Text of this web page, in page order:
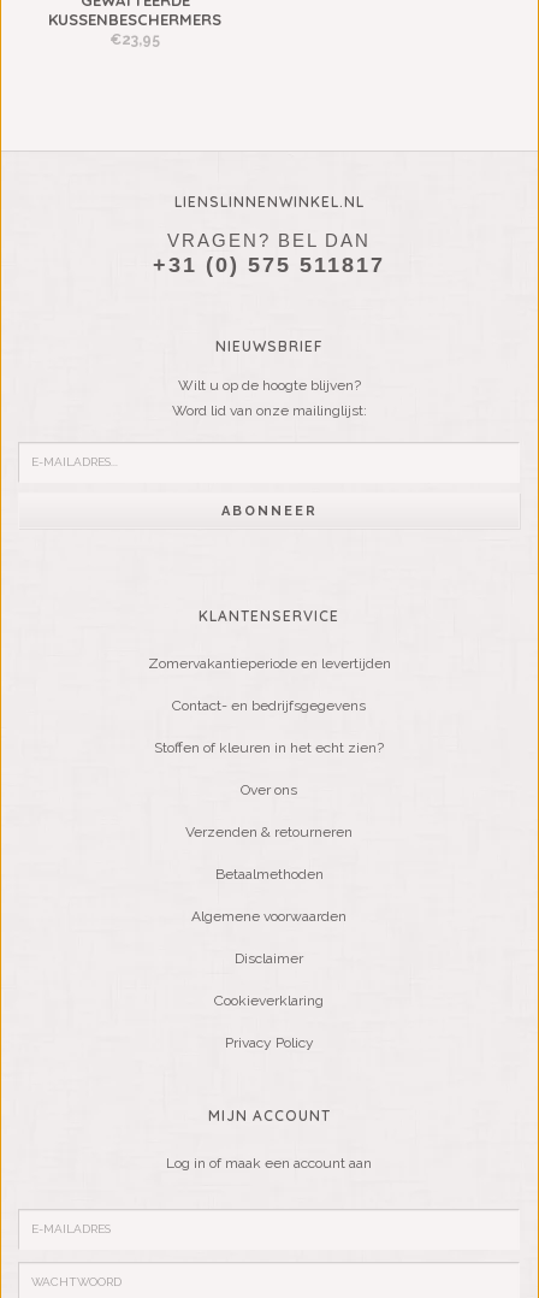
KUSSENBESCHERMERS
€23,95
LIENSLINNENWINKEL.NL
VRAGEN? BEL DAN
+31 (0) 575 511817
NIEUWSBRIEF
Wilt u op de hoogte blijven?
Word lid van onze mailinglijst:
ABONNEER
KLANTENSERVICE
Zomervakantieperiode en levertijden
Contact- en bedrijfsgegevens
Stoffen of kleuren in het echt zien?
Over ons
Verzenden & retourneren
Betaalmethoden
Algemene voorwaarden
Disclaimer
Cookieverklaring
Privacy Policy
MIJN ACCOUNT
Log in of maak een account aan